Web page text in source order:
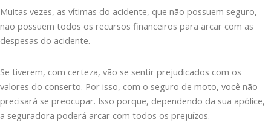
Muitas vezes, as vítimas do acidente, que não possuem seguro,
não possuem todos os recursos financeiros para arcar com as
despesas do acidente.
Se tiverem, com certeza, vão se sentir prejudicados com os
valores do conserto. Por isso, com o seguro de moto, você não
precisará se preocupar. Isso porque, dependendo da sua apólice,
a seguradora poderá arcar com todos os prejuízos.